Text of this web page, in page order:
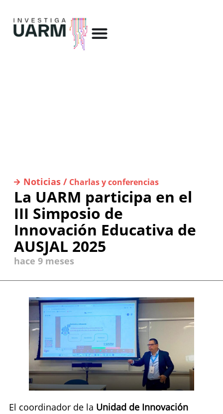
Noticias / Charlas y conferencias
La UARM participa en el
III Simposio de
Innovación Educativa de
AUSJAL 2025
hace 9 meses
El coordinador de la Unidad de Innovación